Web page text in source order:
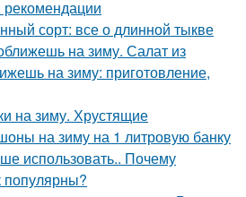
рекомендации
сорт: все о длинной тыкве
на зиму. Салат из
на зиму: приготовление,
на зиму. Хрустящие
на зиму на 1 литровую банку
использовать.. Почему
популярны?